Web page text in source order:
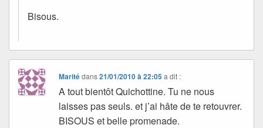
Bisous.
Maritédans21/01/2010 à 22:05 a dit :
A tout bientôt Quichottine. Tu ne nous
laisses pas seuls. et j’ai hâte de te retouvrer.
BISOUS et belle promenade.